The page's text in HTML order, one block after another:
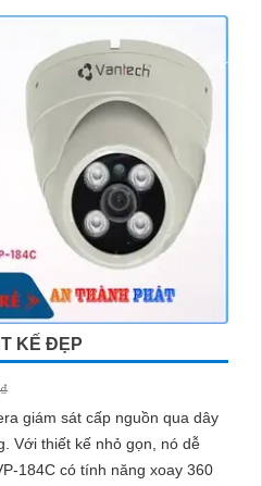
KẾ ĐẸP
giám sát cấp nguồn qua dây